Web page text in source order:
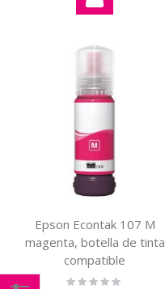
Epson Econtak 107 M
magenta, botella de tinta
compatible
(C13T09B340)
Rating: